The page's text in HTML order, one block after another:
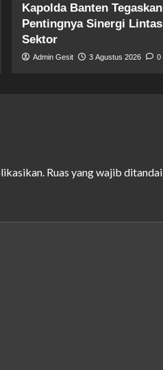
Kapolda Banten Tegaskan
Pentingnya Sinergi Lintas
Sektor
Admin Gesit 3 Agustus 2026 0
Ruas yang wajib ditandai